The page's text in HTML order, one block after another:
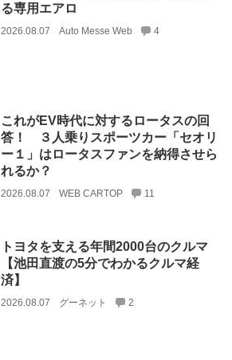
る専用エアロ
2026.08.07 Auto Messe Web 4
これがEV時代に対するロータスの回
答！ ３人乗りスポーツカー「セオリ
ー１」はロータスファンを納得させら
れるか？
2026.08.07 WEB CARTOP 11
トヨタを支える年間2000台のクルマ
【池田直渡の5分でわかるクルマ経
済】
2026.08.07 グーネット 2